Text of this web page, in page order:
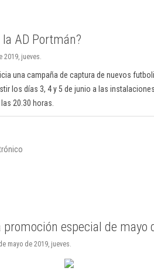
AD Portmán?
2019, jueves.
una campaña de captura de nuevos
los días 3, 4 y 5 de junio a las
20.30 horas.
especial de mayo
mayo de 2019, jueves.